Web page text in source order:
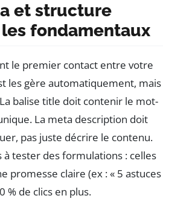
et structure
fondamentaux
le premier contact entre votre
les gère automatiquement, mais
balise title doit contenir le mot-
La meta description doit
pas juste décrire le contenu.
à tester des formulations : celles
promesse claire (ex : « 5 astuces
% de clics en plus.